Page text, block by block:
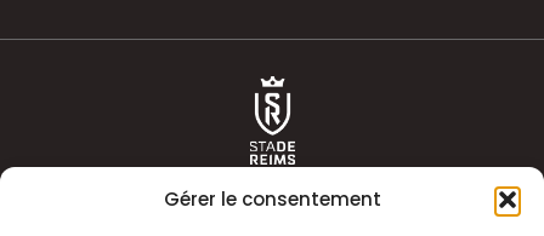
Gérer le consentement